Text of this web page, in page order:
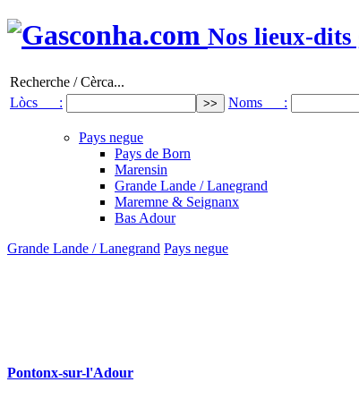
Nos lieux-dits
Recherche / Cèrca...
Lòcs :
Noms :
Pays negue
Pays de Born
Marensin
Grande Lande / Lanegrand
Maremne & Seignanx
Bas Adour
Grande Lande / Lanegrand Pays negue
Pontonx-sur-l'Adour